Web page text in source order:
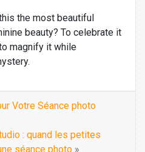
the most beautiful
beauty? To celebrate it
magnify it while
Votre Séance photo
: quand les petites
séance photo »